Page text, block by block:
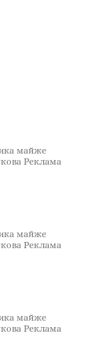
майже
Реклама
майже
Реклама
майже
Реклама